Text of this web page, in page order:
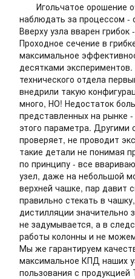
Игольчатое орошение
наблюдать за процессом -
Вверху узла вварен
Проходное сечение в
максимальное
десятками
технического отдела
внедрили такую
много, НО! Недостаток
представленных на рынке
этого параметра. Другими
проверяет, не проводит
такие детали не понимая
по принципу - все
узел, даже на небольшой
верхней чашке, пар давит
правильно стекать в
дистилляции значительно
не задумывается, а в
работы колонны и не
Мы же гарантируем
максимальное КПД наших
пользования с